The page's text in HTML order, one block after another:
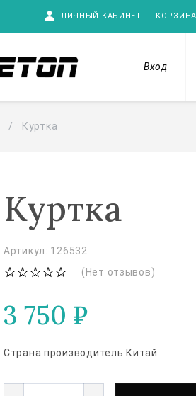
ЛИЧНЫЙ КАБИНЕТ КОРЗИНА
Вход
Куртка
Куртка
Артикул: 126532
(Нет отзывов)
3 750 ₽
Страна производитель Китай